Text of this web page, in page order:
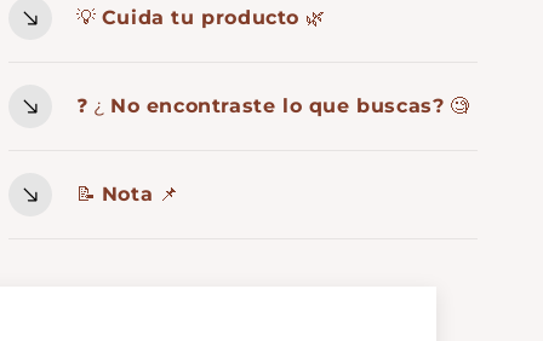
💡 Cuida tu producto 🌿
❓ ¿ No encontraste lo que buscas? 🧐
📝 Nota 📌